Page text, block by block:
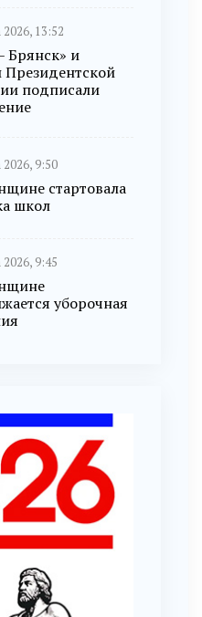
2026, 13:52
Брянск» и
Президентской
подписали
2026, 9:50
стартовала
школ
2026, 9:45
уборочная